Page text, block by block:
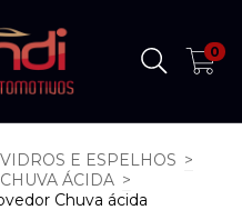
0
VIDROS E ESPELHOS >
ÁCIDA >
Chuva ácida